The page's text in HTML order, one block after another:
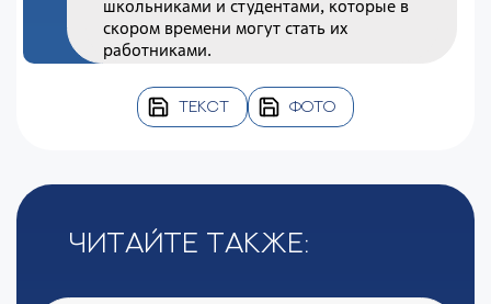
школьниками и студентами, которые в
скором времени могут стать их
работниками.
ТЕКСТ ФОТО
Читайте также: